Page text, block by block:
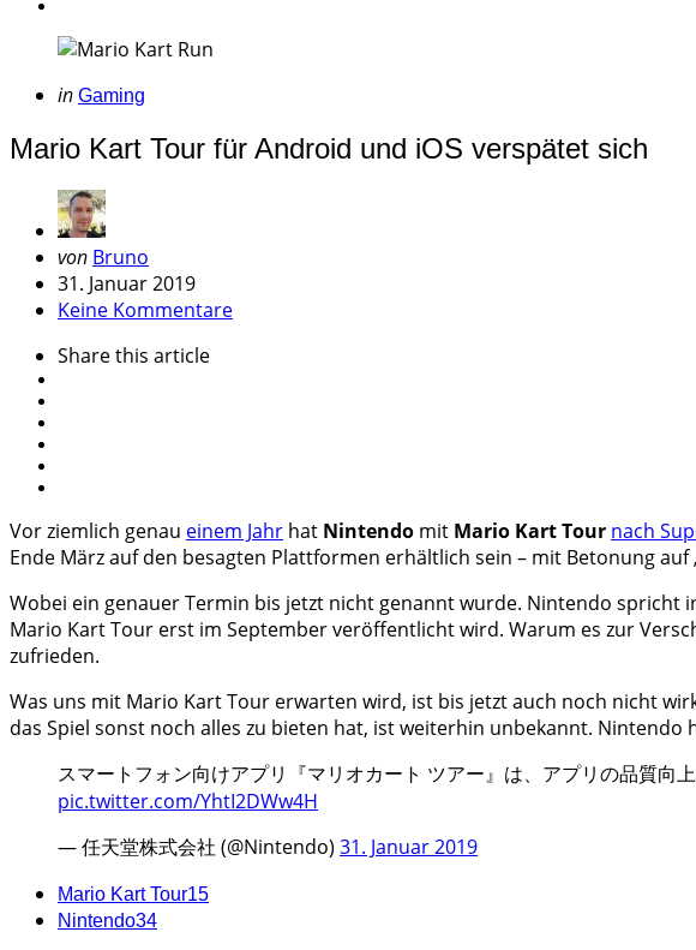
Categories
Posted
in Gaming
Mario Kart Tour für Android und iOS verspätet sich
Geschrieben
von
von Bruno
31. Januar 2019
Keine Kommentare
Sharethis article
Vor ziemlich genau einem Jahr hat Nintendo mit Mario Kart Tour nach
Ende März auf den besagten Plattformen erhältlich sein – mit Betonung
Wobei ein genauer Termin bis jetzt nicht genannt wurde. Nintendo spricht
Mario Kart Tour erst im September veröffentlicht wird. Warum es zur
zufrieden.
Was uns mit Mario Kart Tour erwarten wird, ist bis jetzt auch noch nicht
das Spiel sonst noch alles zu bieten hat, ist weiterhin unbekannt. Nintendo
スマートフォン向けアプリ『マリオカート ツアー』は、アプリの品質向
pic.twitter.com/YhtI2DWw4H
— 任天堂株式会社 (@Nintendo) 31. Januar 2019
Mario Kart Tour15
Nintendo34